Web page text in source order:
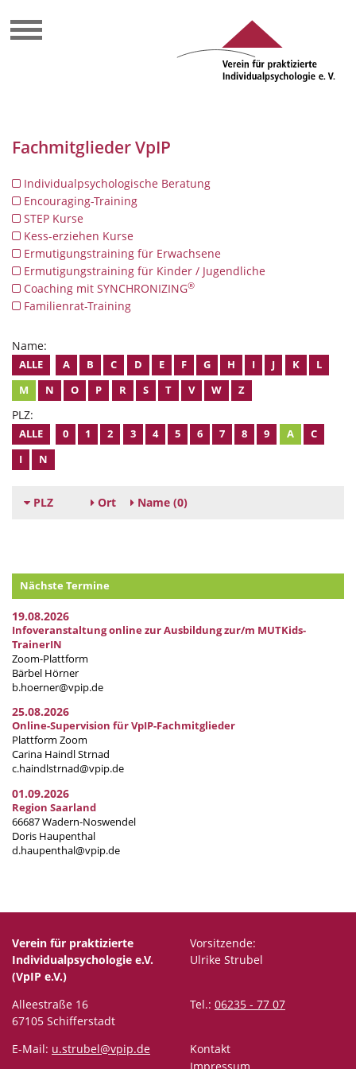
Fachmitglieder VpIP
Individualpsychologische Beratung
Encouraging-Training
STEP Kurse
Kess-erziehen Kurse
Ermutigungstraining für Erwachsene
Ermutigungstraining für Kinder / Jugendliche
Coaching mit SYNCHRONIZING®
Familienrat-Training
Name:
ALLE A B C D E F G H I J K
L
M
N O P R S T V W Z
PLZ:
ALLE 0 1 2 3 4 5 6 7 8 9 A
C
I
N
PLZ Ort Name (0)
Nächste Termine
19.08.2026
Infoveranstaltung online zur Ausbildung zur/m MUTKids-
TrainerIN
Zoom-Plattform
Bärbel Hörner
b.hoerner@vpip.de
25.08.2026
Online-Supervision für VpIP-Fachmitglieder
Plattform Zoom
Carina Haindl Strnad
c.haindlstrnad@vpip.de
01.09.2026
Region Saarland
66687 Wadern-Noswendel
Doris Haupenthal
d.haupenthal@vpip.de
Verein für praktizierte
Individualpsychologie e.V.
(VpIP e.V.)
Vorsitzende:
Ulrike Strubel
Alleestraße 16
67105 Schifferstadt
Tel.: 06235 - 77 07
E-Mail: u.strubel@vpip.de
Kontakt